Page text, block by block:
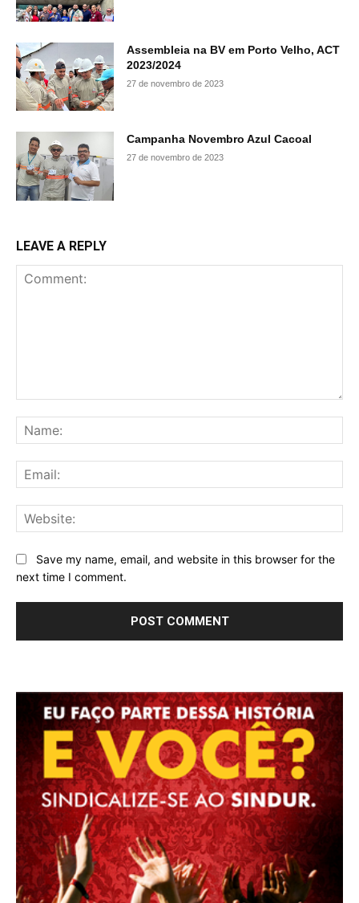
Assembleia na BV em Porto Velho, ACT
2023/2024
27 de novembro de 2023
Campanha Novembro Azul Cacoal
27 de novembro de 2023
LEAVE A REPLY
Save my name, email, and website in this browser for the
next time I comment.